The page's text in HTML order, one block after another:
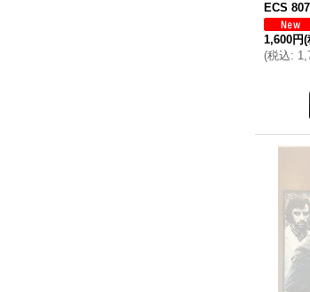
ECS
1,600円(
(税込: